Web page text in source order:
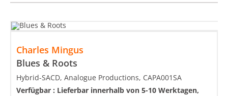
Charles Mingus
Blues & Roots
Hybrid-SACD, Analogue Productions, CAPA001SA
Verfügbar : Lieferbar innerhalb von 5-10 Werktagen,